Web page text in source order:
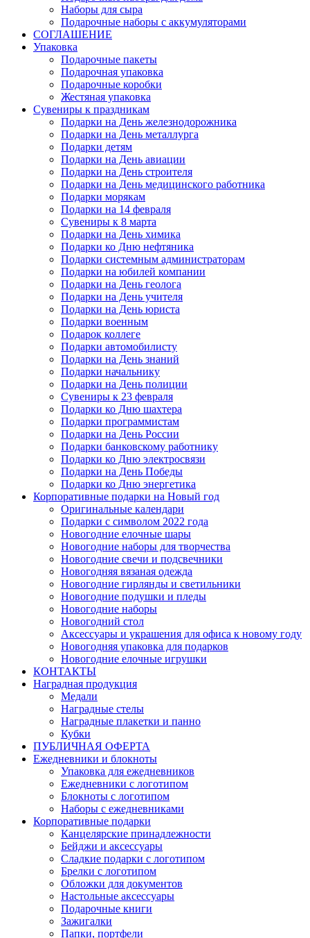
Наборы для сыра
Подарочные наборы с аккумуляторами
СОГЛАШЕНИЕ
Упаковка
Подарочные пакеты
Подарочная упаковка
Подарочные коробки
Жестяная упаковка
Сувениры к праздникам
Подарки на День железнодорожника
Подарки на День металлурга
Подарки детям
Подарки на День авиации
Подарки на День строителя
Подарки на День медицинского работника
Подарки морякам
Подарки на 14 февраля
Сувениры к 8 марта
Подарки на День химика
Подарки ко Дню нефтяника
Подарки системным администраторам
Подарки на юбилей компании
Подарки на День геолога
Подарки на День учителя
Подарки на День юриста
Подарки военным
Подарок коллеге
Подарки автомобилисту
Подарки на День знаний
Подарки начальнику
Подарки на День полиции
Сувениры к 23 февраля
Подарки ко Дню шахтера
Подарки программистам
Подарки на День России
Подарки банковскому работнику
Подарки ко Дню электросвязи
Подарки на День Победы
Подарки ко Дню энергетика
Корпоративные подарки на Новый год
Оригинальные календари
Подарки с символом 2022 года
Новогодние елочные шары
Новогодние наборы для творчества
Новогодние свечи и подсвечники
Новогодняя вязаная одежда
Новогодние гирлянды и светильники
Новогодние подушки и пледы
Новогодние наборы
Новогодний стол
Аксессуары и украшения для офиса к новому году
Новогодняя упаковка для подарков
Новогодние елочные игрушки
КОНТАКТЫ
Наградная продукция
Медали
Наградные стелы
Наградные плакетки и панно
Кубки
ПУБЛИЧНАЯ ОФЕРТА
Ежедневники и блокноты
Упаковка для ежедневников
Ежедневники с логотипом
Блокноты с логотипом
Наборы с ежедневниками
Корпоративные подарки
Канцелярские принадлежности
Бейджи и аксессуары
Сладкие подарки с логотипом
Брелки с логотипом
Обложки для документов
Настольные аксессуары
Подарочные книги
Зажигалки
Папки, портфели